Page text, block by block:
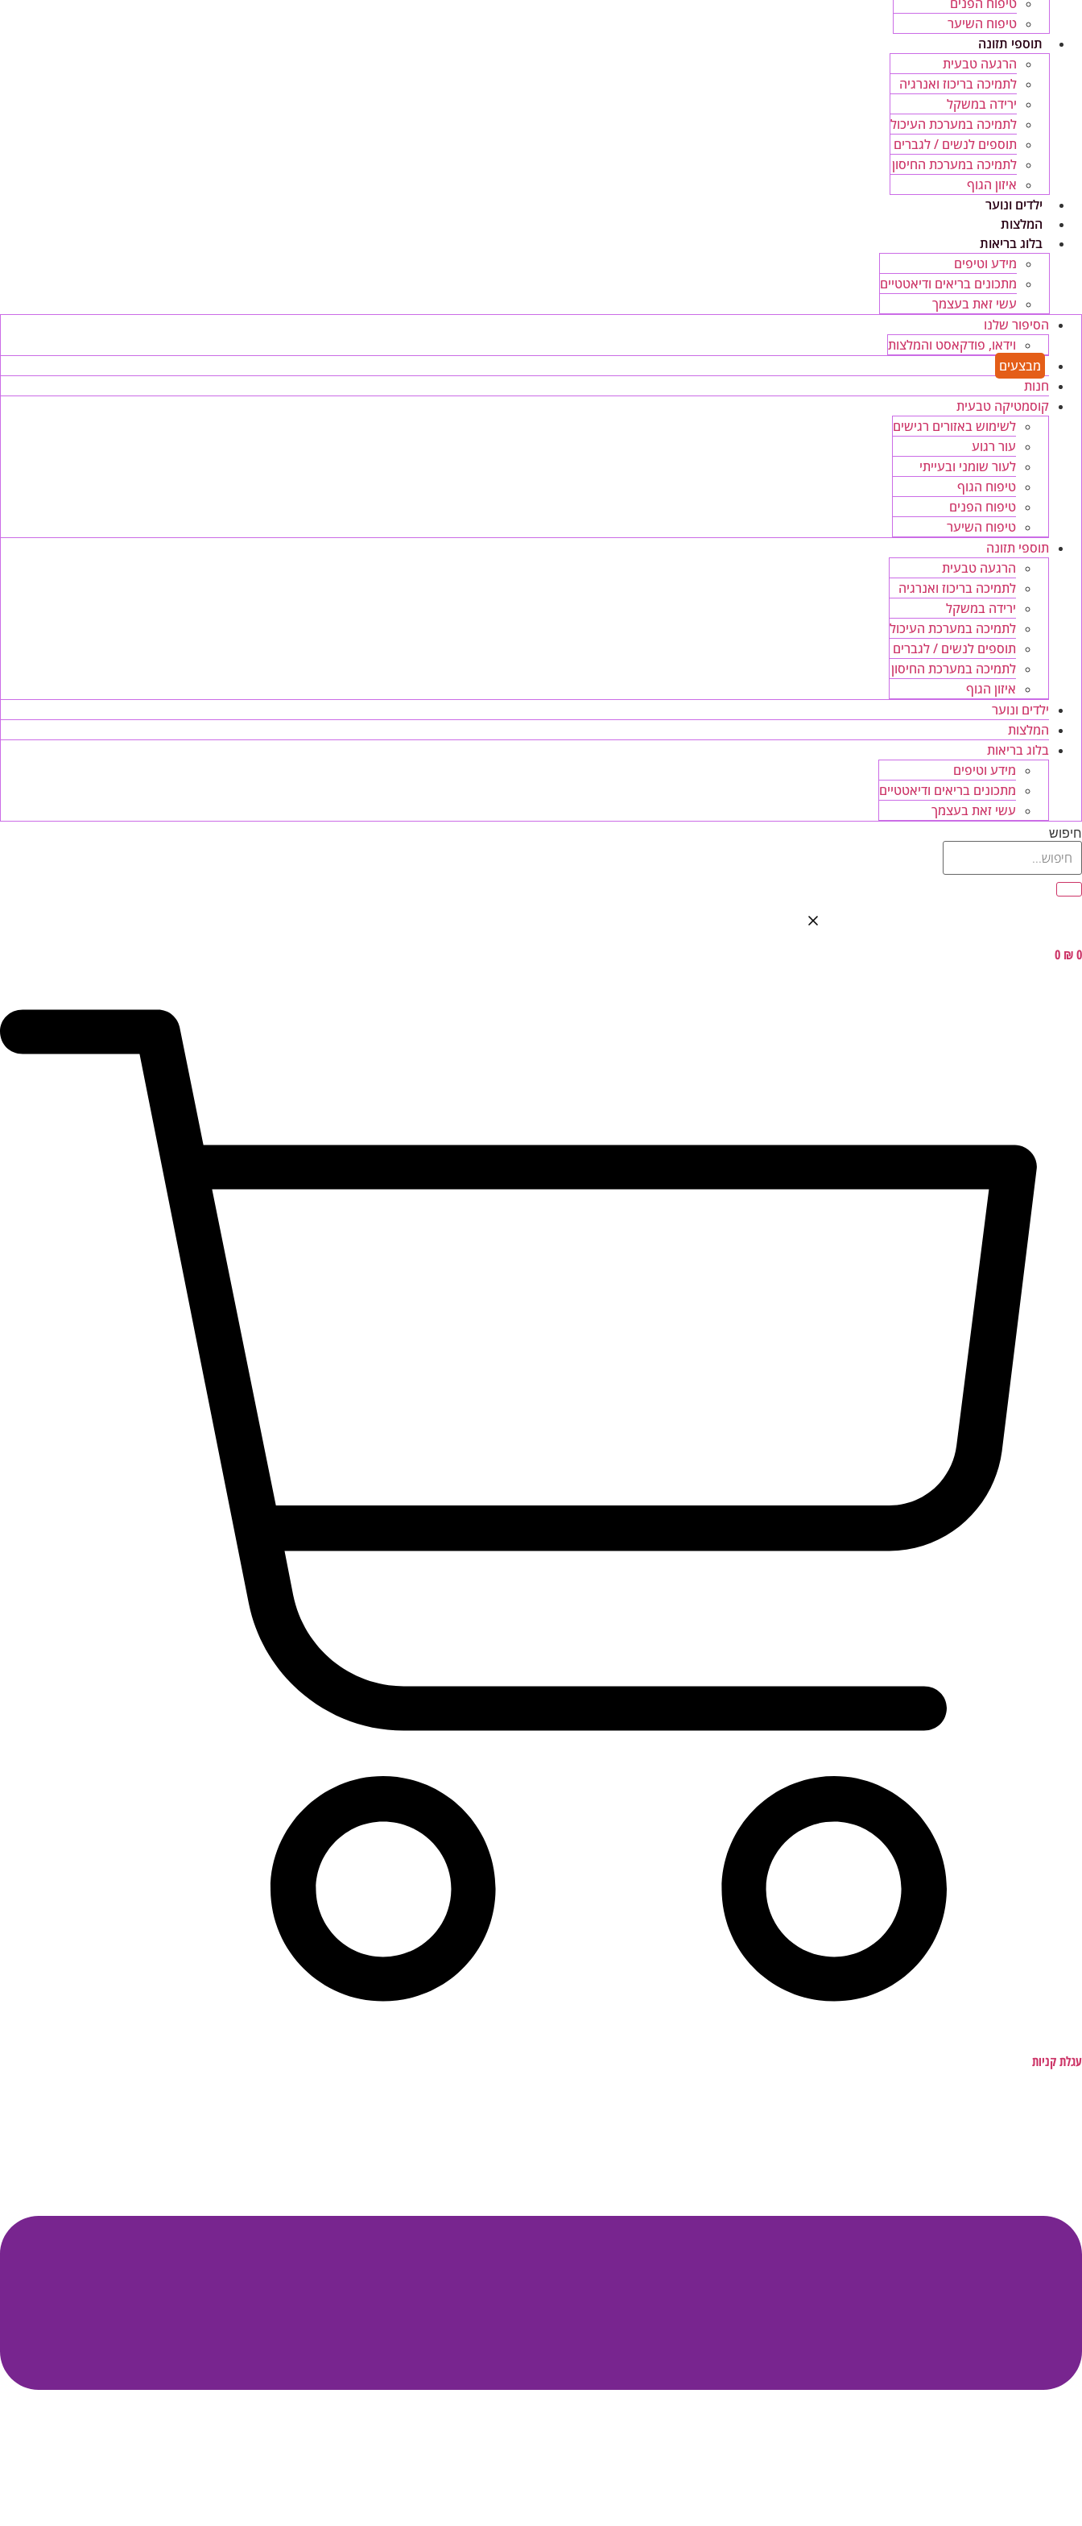
טיפוח השיער
תוספי תזונה
הרגעה טבעית
לתמיכה בריכוז ואנרגיה
ירידה במשקל
לתמיכה במערכת העיכול
תוספים לנשים / לגברים
לתמיכה במערכת החיסון
איזון הגוף
ילדים ונוער
המלצות
בלוג בריאות
מידע וטיפים
מתכונים בריאים ודיאטטיים
עשי זאת בעצמך
הסיפור שלנו
וידאו, פודקאסט והמלצות
מבצעים
חנות
קוסמטיקה טבעית
לשימוש באזורים רגישים
עור רגוע
לעור שומני ובעייתי
טיפוח הגוף
טיפוח הפנים
טיפוח השיער
תוספי תזונה
הרגעה טבעית
לתמיכה בריכוז ואנרגיה
ירידה במשקל
לתמיכה במערכת העיכול
תוספים לנשים / לגברים
לתמיכה במערכת החיסון
איזון הגוף
ילדים ונוער
המלצות
בלוג בריאות
מידע וטיפים
מתכונים בריאים ודיאטטיים
עשי זאת בעצמך
חיפוש
₪0
0
עגלת קניות